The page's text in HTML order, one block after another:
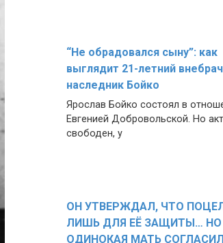
“Не обрадовался сыну”: как
выглядит 21-летний
наследник Бойко
Ярослав Бойко состоял в
Евгенией Добровольской. Но
свободен, у
ОН УТВЕРЖДАЛ, ЧТО
ЛИШЬ ДЛЯ ЕЁ ЗАЩИТЫ… НО
ОДИНОКАЯ МАТЬ